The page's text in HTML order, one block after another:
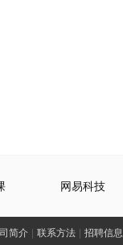
网易科技
简介 联系方法 招聘信息